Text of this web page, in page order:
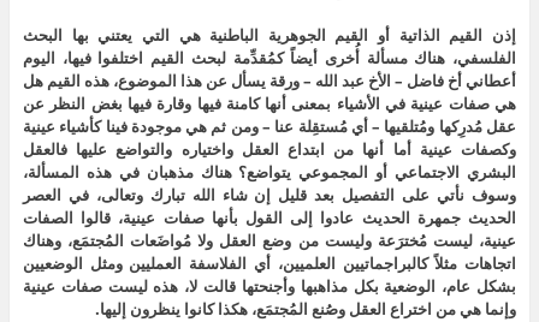
إذن القيم الذاتية أو القيم الجوهرية الباطنية هي التي يعتني بها البحث
الفلسفي، هناك مسألة أُخرى أيضاً كمُقدِّمة لبحث القيم اختلفوا فيها، اليوم
أعطاني أخ فاضل – الأخ عبد الله – ورقة يسأل عن هذا الموضوع، هذه القيم هل
هي صفات عينية في الأشياء بمعنى أنها كامنة فيها وقارة فيها بغض النظر عن
عقل مُدرِكها ومُتلقيها – أي مُستقِلة عنا – ومن ثم هي موجودة فينا كأشياء عينية
وكصفات عينية أما أنها من ابتداع العقل واختياره والتواضع عليها فالعقل
البشري الاجتماعي أو المجموعي يتواضع؟ هناك مذهبان في هذه المسألة،
وسوف نأتي على التفصيل بعد قليل إن شاء الله تبارك وتعالى، في العصر
الحديث جمهرة الحديث عادوا إلى القول بأنها صفات عينية، قالوا الصفات
عينية، ليست مُخترَعة وليست من وضع العقل ولا مُواضَعات المُجتمَع، وهناك
اتجاهات مثلاً كالبراجماتيين العلميين، أي الفلاسفة العمليين ومثل الوضعيين
بشكل عام، الوضعية بكل مذاهبها وأجنحتها قالت لا، هذه ليست صفات عينية
وإنما هي من اختراع العقل وصُنع المُجتمَع، هكذا كانوا ينظرون إليها.